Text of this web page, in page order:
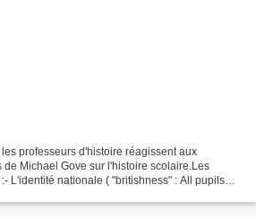
professeurs d'histoire réagissent aux
Michael Gove sur l'histoire scolaire.Les
L'identité nationale ( "britishness" : All pupils